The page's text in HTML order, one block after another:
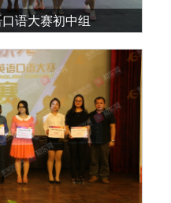
语大赛初中组